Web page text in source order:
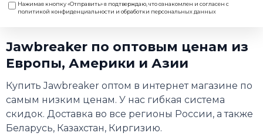
Нажимая кнопку «Отправить» я подтверждаю, что ознакомлен и согласен с
политикой конфиденциальности и обработки персональных данных
Jawbreaker по оптовым ценам из
Европы, Америки и Азии
Купить Jawbreaker оптом в интернет магазине по
самым низким ценам. У нас гибкая система
скидок. Доставка во все регионы России, а также
Беларусь, Казахстан, Киргизию.